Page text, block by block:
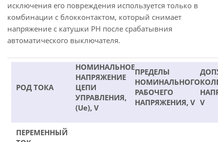
исключения его повреждения используется только в
комбинации с блокконтактом, который снимает
напряжение с катушки РН после срабатывния
автоматического выключателя.
РОД ТОКА
НОМИНАЛЬНОЕ
НАПРЯЖЕНИЕ
ЦЕПИ
УПРАВЛЕНИЯ,
(Ue), V
ПРЕДЕЛЫ
НОМИНАЛЬНОГО
РАБОЧЕГО
НАПРЯЖЕНИЯ, V V
ПЕРЕМЕННЫЙ